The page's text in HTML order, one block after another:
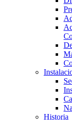
Historia